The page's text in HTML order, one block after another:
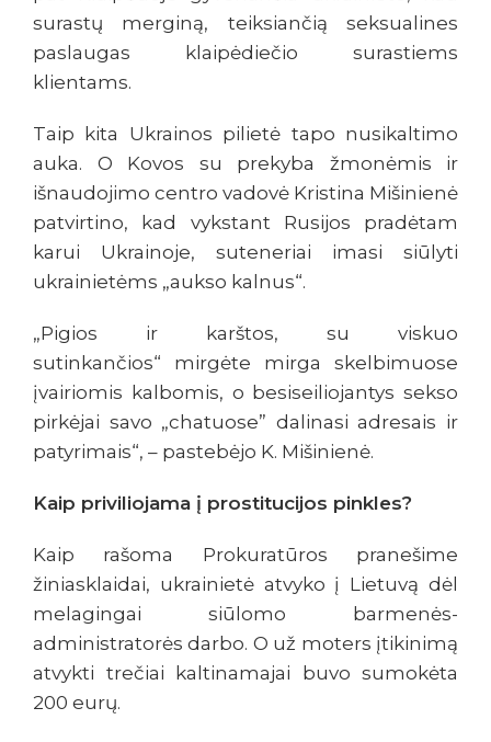
surastų merginą, teiksiančią seksualines
paslaugas klaipėdiečio surastiems
klientams.
Taip kita Ukrainos pilietė tapo nusikaltimo
auka. O Kovos su prekyba žmonėmis ir
išnaudojimo centro vadovė Kristina Mišinienė
patvirtino, kad vykstant Rusijos pradėtam
karui Ukrainoje, suteneriai imasi siūlyti
ukrainietėms „aukso kalnus“.
„Pigios ir karštos, su viskuo
sutinkančios“ mirgėte mirga skelbimuose
įvairiomis kalbomis, o besiseiliojantys sekso
pirkėjai savo „chatuose” dalinasi adresais ir
patyrimais“, – pastebėjo K. Mišinienė.
Kaip priviliojama į prostitucijos pinkles?
Kaip rašoma Prokuratūros pranešime
žiniasklaidai, ukrainietė atvyko į Lietuvą dėl
melagingai siūlomo barmenės-
administratorės darbo. O už moters įtikinimą
atvykti trečiai kaltinamajai buvo sumokėta
200 eurų.